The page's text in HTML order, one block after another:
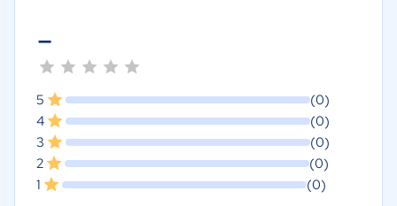
-
5
(0)
4
(0)
3
(0)
2
(0)
1
(0)